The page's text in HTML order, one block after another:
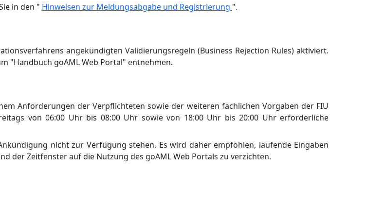
in den " Hinweisen zur Meldungsabgabe und Registrierung ".
angekündigten Validierungsregeln (Business Rejection Rules) aktiviert.
"Handbuch goAML Web Portal" entnehmen.
Anforderungen der Verpflichteten sowie der weiteren fachlichen Vorgaben der FIU
von 06:00 Uhr bis 08:00 Uhr sowie von 18:00 Uhr bis 20:00 Uhr erforderliche
nicht zur Verfügung stehen. Es wird daher empfohlen, laufende Eingaben
der Zeitfenster auf die Nutzung des goAML Web Portals zu verzichten.